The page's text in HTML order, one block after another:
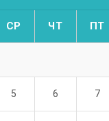
СР ЧТ ПТ
5 6 7